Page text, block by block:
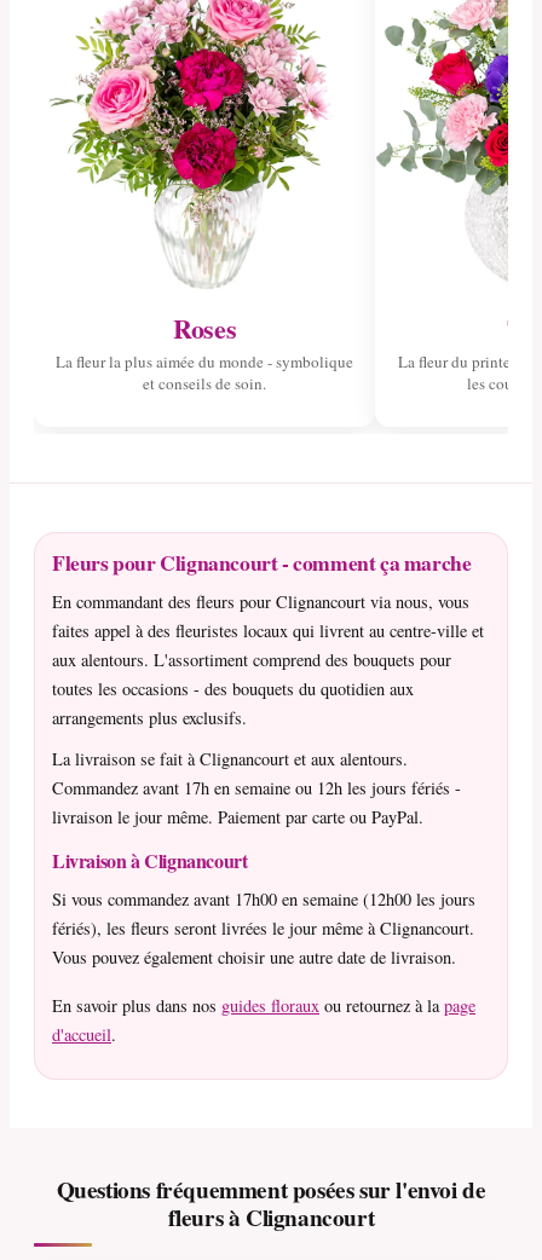
Roses
La fleur la plus aimée du monde - symbolique
et conseils de soin.
La fleur du
les
Fleurs pour Clignancourt - comment ça marche
En commandant des fleurs pour Clignancourt via nous, vous
faites appel à des fleuristes locaux qui livrent au centre-ville et
aux alentours. L'assortiment comprend des bouquets pour
toutes les occasions - des bouquets du quotidien aux
arrangements plus exclusifs.
La livraison se fait à Clignancourt et aux alentours.
Commandez avant 17h en semaine ou 12h les jours fériés -
livraison le jour même. Paiement par carte ou PayPal.
Livraison à Clignancourt
Si vous commandez avant 17h00 en semaine (12h00 les jours
fériés), les fleurs seront livrées le jour même à Clignancourt.
Vous pouvez également choisir une autre date de livraison.
En savoir plus dans nos guides floraux ou retournez à lapage
d'accueil.
Questions fréquemment posées sur l'envoi de
fleurs à Clignancourt